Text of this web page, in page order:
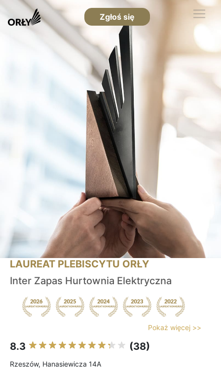
Zgłoś się
LAUREAT PLEBISCYTU ORŁY
Inter Zapas Hurtownia Elektryczna
Pokaż więcej >>
8.3 (38)
Rzeszów, Hanasiewicza 14A